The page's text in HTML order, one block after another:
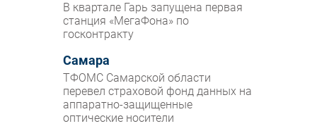
Проекты
IT класс
Тестовый стенд
Каталог компаний
В квартале Гарь запущена первая
станция «МегаФона» по
госконтракту
Самара
ТФОМС Самарской области
перевел страховой фонд данных на
аппаратно-защищенные
оптические носители